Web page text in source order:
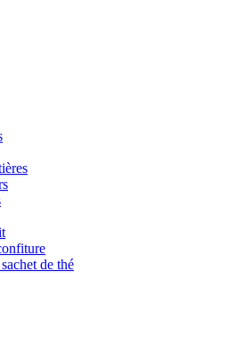
de thé